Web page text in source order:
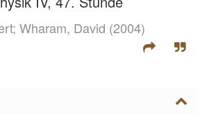
Wharam, David (2004)